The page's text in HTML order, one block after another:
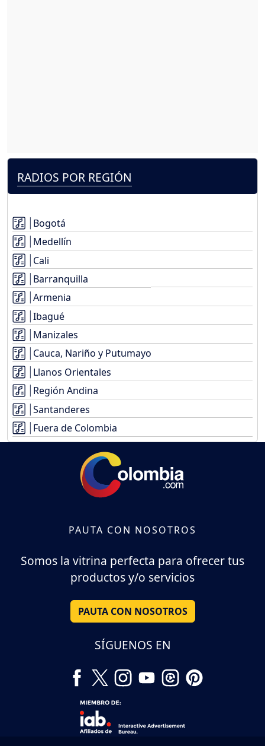
RADIOS POR REGIÓN
Bogotá
Medellín
Cali
Barranquilla
Armenia
Ibagué
Manizales
Cauca, Nariño y Putumayo
Llanos Orientales
Región Andina
Santanderes
Fuera de Colombia
PAUTA CON NOSOTROS
Somos la vitrina perfecta para ofrecer tus
productos y/o servicios
PAUTA CON NOSOTROS
SÍGUENOS EN